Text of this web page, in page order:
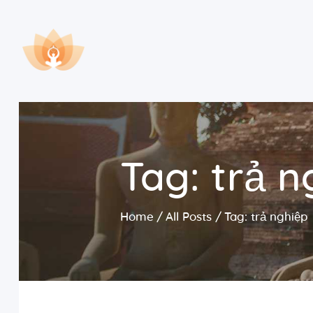
Tag: trả
Home All Posts Tag: trả nghiệp